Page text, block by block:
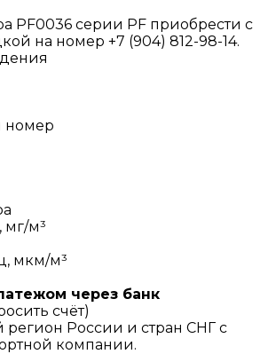
PF0036 серии PF приобрести с
на номер +7 (904) 812-98-14.
номер
мг/м³
мкм/м³
через банк
счёт)
регион России и стран СНГ с
компании.